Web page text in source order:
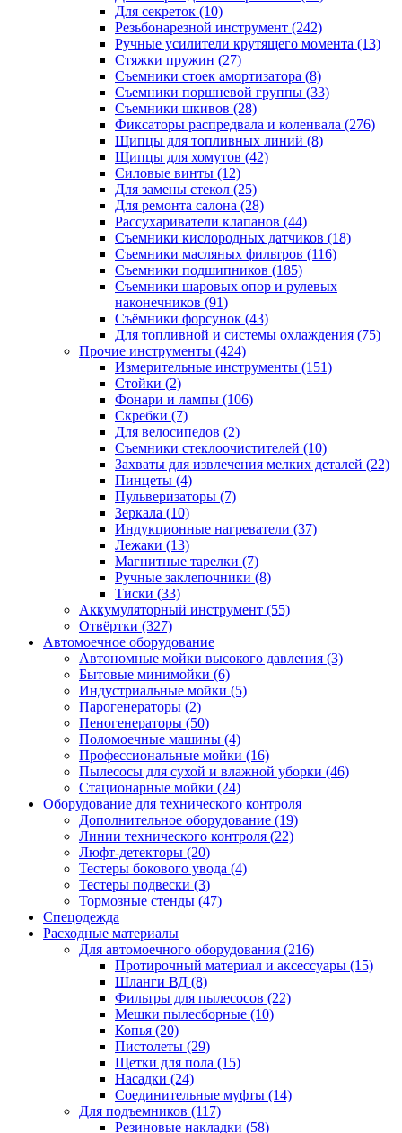
Для секреток (10)
Резьбонарезной инструмент (242)
Ручные усилители крутящего момента (13)
Стяжки пружин (27)
Съемники стоек амортизатора (8)
Съемники поршневой группы (33)
Съемники шкивов (28)
Фиксаторы распредвала и коленвала (276)
Щипцы для топливных линий (8)
Щипцы для хомутов (42)
Силовые винты (12)
Для замены стекол (25)
Для ремонта салона (28)
Рассухариватели клапанов (44)
Съемники кислородных датчиков (18)
Съемники масляных фильтров (116)
Съемники подшипников (185)
Съемники шаровых опор и рулевых
наконечников (91)
Съёмники форсунок (43)
Для топливной и системы охлаждения (75)
Прочие инструменты (424)
Измерительные инструменты (151)
Стойки (2)
Фонари и лампы (106)
Скребки (7)
Для велосипедов (2)
Съемники стеклоочистителей (10)
Захваты для извлечения мелких деталей (22)
Пинцеты (4)
Пульверизаторы (7)
Зеркала (10)
Индукционные нагреватели (37)
Лежаки (13)
Магнитные тарелки (7)
Ручные заклепочники (8)
Тиски (33)
Аккумуляторный инструмент (55)
Отвёртки (327)
Автомоечное оборудование
Автономные мойки высокого давления (3)
Бытовые минимойки (6)
Индустриальные мойки (5)
Парогенераторы (2)
Пеногенераторы (50)
Поломоечные машины (4)
Профессиональные мойки (16)
Пылесосы для сухой и влажной уборки (46)
Стационарные мойки (24)
Оборудование для технического контроля
Дополнительное оборудование (19)
Линии технического контроля (22)
Люфт-детекторы (20)
Тестеры бокового увода (4)
Тестеры подвески (3)
Тормозные стенды (47)
Спецодежда
Расходные материалы
Для автомоечного оборудования (216)
Протирочный материал и аксессуары (15)
Шланги ВД (8)
Фильтры для пылесосов (22)
Мешки пылесборные (10)
Копья (20)
Пистолеты (29)
Щетки для пола (15)
Насадки (24)
Соединительные муфты (14)
Для подъемников (117)
Резиновые накладки (58)